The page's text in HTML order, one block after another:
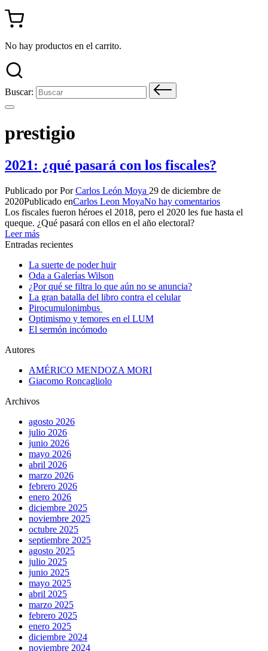
No hay productos en el carrito.
Buscar:
prestigio
2021: ¿qué pasará con los fiscales?
Publicado por PorCarlos León Moya 29 de diciembre de
2020Publicado enCarlos Leon MoyaNo hay comentarios
Los fiscales fueron héroes el 2018, pero el 2020 les fue hasta el
queque. ¿Qué pasará con ellos en el año electoral?
Leer más
Entradas recientes
La suerte de poder huir
Oda a Galerías Wilson
¿Por qué se filtra lo que aún no se anuncia?
La gran batalla del libro contra el celular
Pirocumulonimbus
Optimismo y temores en el LUM
El sermón incómodo
Autores
AMÉRICO MENDOZA MORI
Giacomo Roncagliolo
Archivos
agosto 2026
julio 2026
junio 2026
mayo 2026
abril 2026
marzo 2026
febrero 2026
enero 2026
diciembre 2025
noviembre 2025
octubre 2025
septiembre 2025
agosto 2025
julio 2025
junio 2025
mayo 2025
abril 2025
marzo 2025
febrero 2025
enero 2025
diciembre 2024
noviembre 2024